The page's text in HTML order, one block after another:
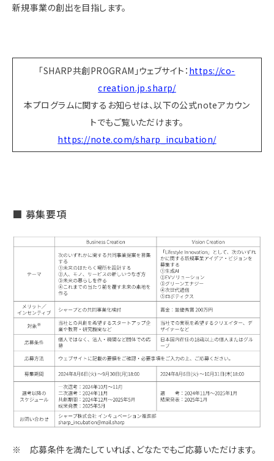
新規事業の創出を目指します。
「SHARP共創PROGRAM」ウェブサイト： https://co-
creation.jp.sharp/
本プログラムに関するお知らせは、以下の公式noteアカウン
トでもご覧いただけます。
https://note.com/sharp_incubation/
■ 募集要項
※ 応募条件を満たしていれば、どなたでもご応募いただけます。